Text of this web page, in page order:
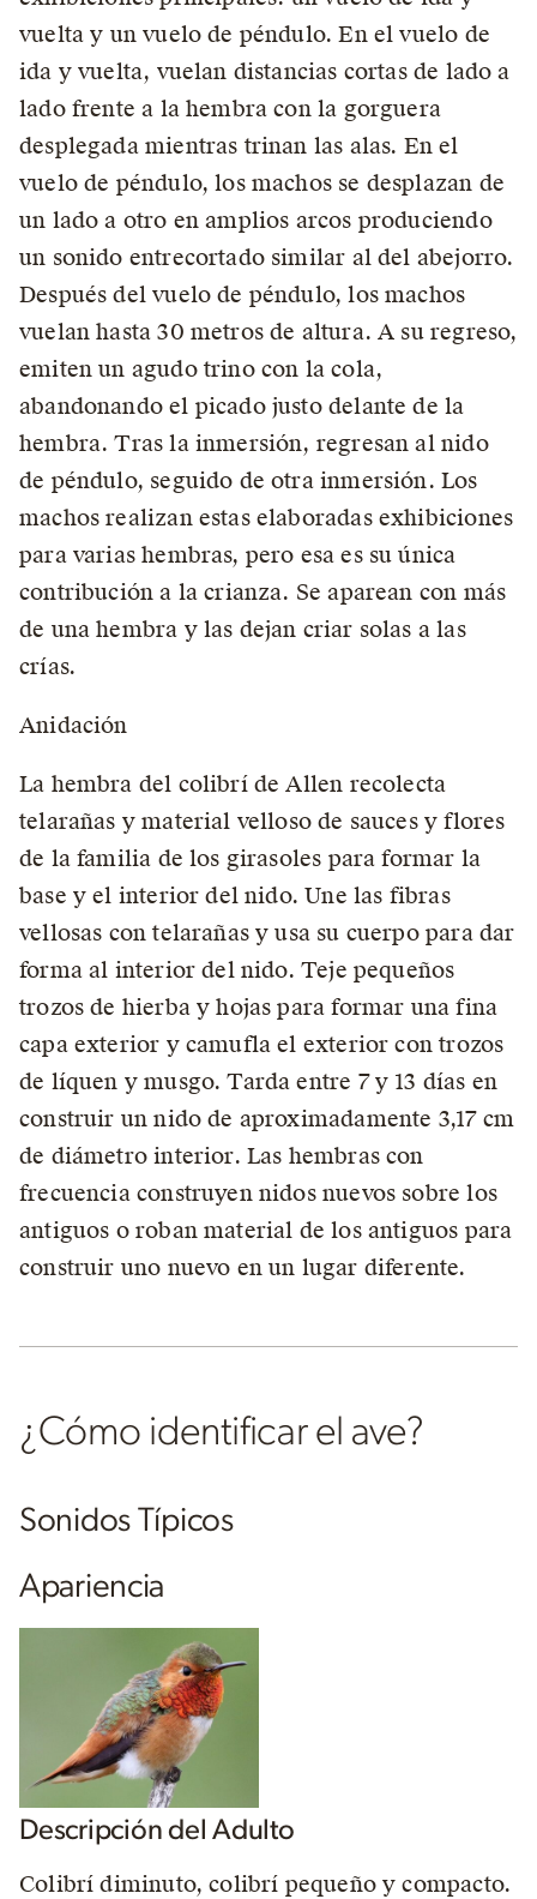
vuelta y un vuelo de péndulo. En el vuelo de
ida y vuelta, vuelan distancias cortas de lado a
lado frente a la hembra con la gorguera
desplegada mientras trinan las alas. En el
vuelo de péndulo, los machos se desplazan de
un lado a otro en amplios arcos produciendo
un sonido entrecortado similar al del abejorro.
Después del vuelo de péndulo, los machos
vuelan hasta 30 metros de altura. A su regreso,
emiten un agudo trino con la cola,
abandonando el picado justo delante de la
hembra. Tras la inmersión, regresan al nido
de péndulo, seguido de otra inmersión. Los
machos realizan estas elaboradas exhibiciones
para varias hembras, pero esa es su única
contribución a la crianza. Se aparean con más
de una hembra y las dejan criar solas a las
crías.
Anidación
La hembra del colibrí de Allen recolecta
telarañas y material velloso de sauces y flores
de la familia de los girasoles para formar la
base y el interior del nido. Une las fibras
vellosas con telarañas y usa su cuerpo para dar
forma al interior del nido. Teje pequeños
trozos de hierba y hojas para formar una fina
capa exterior y camufla el exterior con trozos
de líquen y musgo. Tarda entre 7 y 13 días en
construir un nido de aproximadamente 3,17 cm
de diámetro interior. Las hembras con
frecuencia construyen nidos nuevos sobre los
antiguos o roban material de los antiguos para
construir uno nuevo en un lugar diferente.
¿Cómo identificar el ave?
Sonidos Típicos
Apariencia
Descripción del Adulto
Colibrí diminuto, colibrí pequeño y compacto.